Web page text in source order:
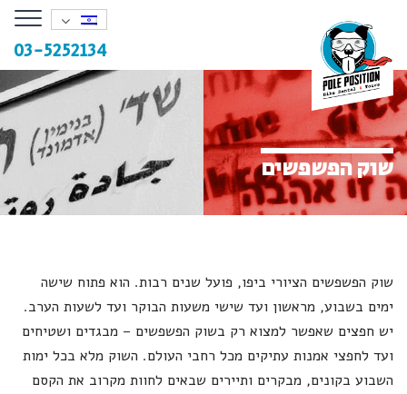
03-5252134
שוק הפשפשים
שוק הפשפשים הציורי ביפו, פועל שנים רבות. הוא פתוח שישה
ימים בשבוע, מראשון ועד שישי משעות הבוקר ועד לשעות הערב.
יש חפצים שאפשר למצוא רק בשוק הפשפשים – מבגדים ושטיחים
ועד לחפצי אמנות עתיקים מכל רחבי העולם. השוק מלא בכל ימות
השבוע בקונים, מבקרים ותיירים שבאים לחוות מקרוב את הקסם